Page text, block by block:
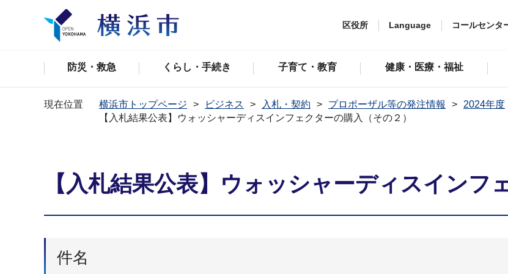
区役所 Language コールセンタ
防災・救急 くらし・手続き 子育て・教育 健康・医療・福祉
現在位置 横浜市トップページ ビジネス 入札・契約 プロポーザル等の発注情報 2024年度
【入札結果公表】ウォッシャーディスインフェクターの購入（その２）
【入札結果公表】ウォッシャーディスインフ
件名